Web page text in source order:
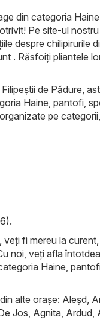
din categoria
Pe site-ul nostru
despre chilipirurile
. Răsfoiți pliantele
de Pădure,
Haine, pantofi,
pe
.
fi mereu la
noi, veți afla
Haine,
alte orașe: Aleşd,
Jos, Agnita, Ardud,